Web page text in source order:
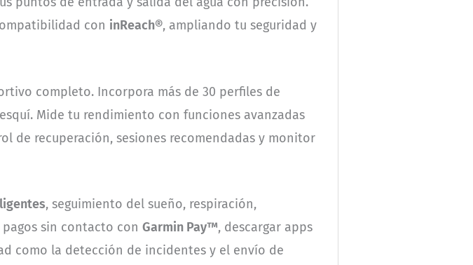
con inReach®, ampliando tu seguridad y
completo. Incorpora más de 30 perfiles de
Mide tu rendimiento con funciones avanzadas
de recuperación, sesiones recomendadas y monitor
, seguimiento del sueño, respiración,
pagos sin contacto conGarmin Pay™, descargar apps
como la detección de incidentes y el envío de